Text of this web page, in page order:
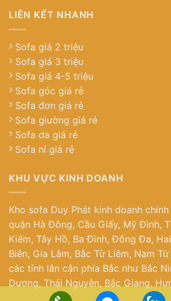
LIÊN KẾT NHANH
Sofa giá 2 triệu
Sofa giá 3 triệu
Sofa giá 4-5 triệu
Sofa góc giá rẻ
Sofa đơn giá rẻ
Sofa giường giá rẻ
Sofa da giá rẻ
Sofa nỉ giá rẻ
KHU VỰC KINH DOANH
Kho sofa Duy Phát kinh doanh
quận Hà Đông, Cầu Giấy, Mỹ Đình,
Kiếm, Tây Hồ, Ba Đình, Đống Đa,
Biên, Gia Lâm, Bắc Từ Liêm, Nam
các tỉnh lân cận phía Bắc như Bắc
Dương, Thái Nguyên, Bắc Giang,